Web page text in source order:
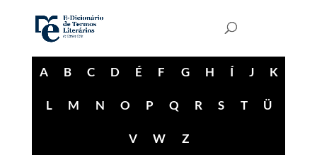
A B C D É F G H Í J K
L M N O P Q R S T Ü
V W Z